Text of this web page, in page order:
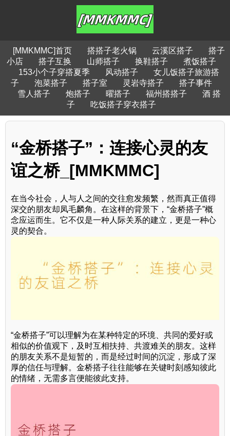
[MMKMMC]首页 搭搭子老火锅 云溪区搭子
搭子
小店
搭子互换 山师搭子 换鞋搭子
煮饭搭子
153小个子穿搭夏季
风动搭子
女儿饭搭子旅游搭
子
泡菜搭子 搭子室 灵岩寺搭子
搭子事件
雪人搭子
炮搭子 曜搭子 福州搭搭子
酒 搭
子
吃饭搭子穿衣搭子
“金桥搭子”：连接心灵的友
谊之桥_[MMKMMC]
在当今社会，人与人之间的交往愈发频繁，然而真正值得
深交的朋友却凤毛麟角。在这样的背景下，“金桥搭子”概
念应运而生。它不仅是一种人际关系的建立，更是一种心
灵的契合。
“金桥搭子”可以理解为在某种特定的环境、共同的爱好或
相似的价值观下，及时互相扶持、共渡难关的朋友。这样
的朋友关系不是短暂的，而是经过时间的沉淀，形成了深
厚的信任与理解。金桥搭子往往能够在关键时刻感知彼此
的情绪，无需多言便能彼此支持。